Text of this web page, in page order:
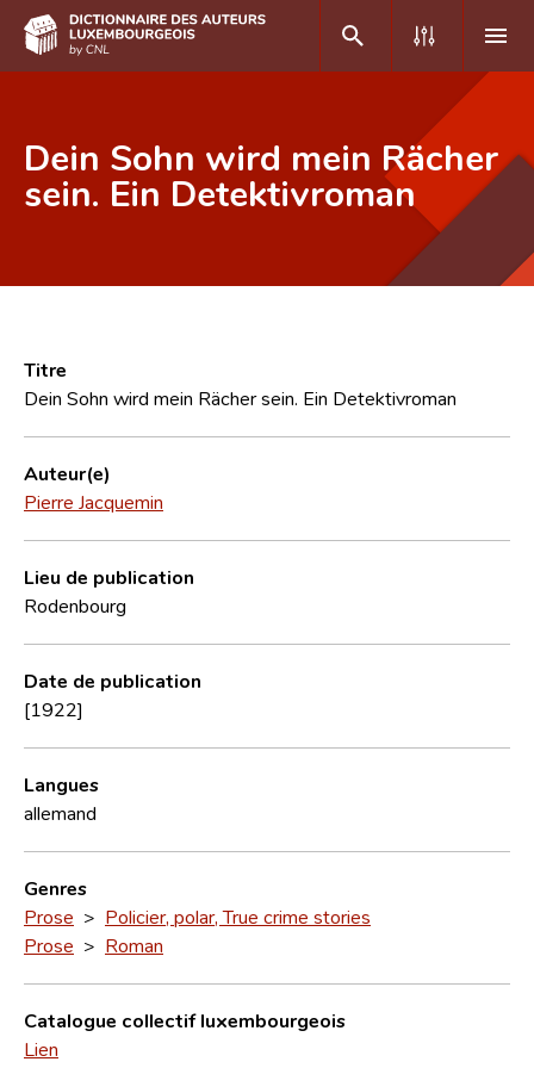
DE FR
Foire aux questions
CNL
Équipe scientifique
Contact
Dein Sohn wird mein Rächer
sein. Ein Detektivroman
Titre
Dein Sohn wird mein Rächer sein. Ein Detektivroman
Auteur(e)
Pierre Jacquemin
Lieu de publication
Rodenbourg
Date de publication
[1922]
Langues
allemand
Genres
Prose > Policier, polar, True crime stories
Prose > Roman
Catalogue collectif luxembourgeois
Lien